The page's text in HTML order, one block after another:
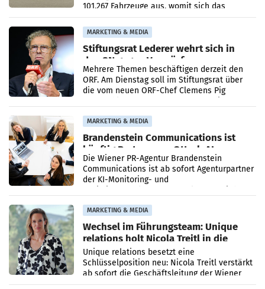
101.267 Fahrzeuge aus, womit sich das
Ergebnis gegenüber Juli 2025 mehr als
verdoppelte (+102
MARKETING & MEDIA
Stiftungsrat Lederer wehrt sich in
den SN gegen Vorwürfe
Mehrere Themen beschäftigen derzeit den
ORF. Am Dienstag soll im Stiftungsrat über
die vom neuen ORF-Chef Clemens Pig
MARKETING & MEDIA
Brandenstein Communications ist
künftig Partner von OtterlyAI
Die Wiener PR-Agentur Brandenstein
Communications ist ab sofort Agenturpartner
der KI-Monitoring- und
MARKETING & MEDIA
Wechsel im Führungsteam: Unique
relations holt Nicola Treitl in die
Geschäftsleitung
Unique relations besetzt eine
Schlüsselposition neu: Nicola Treitl verstärkt
ab sofort die Geschäftsleitung der Wiener
PR-Agentur an der Seite von Josef Kalina und